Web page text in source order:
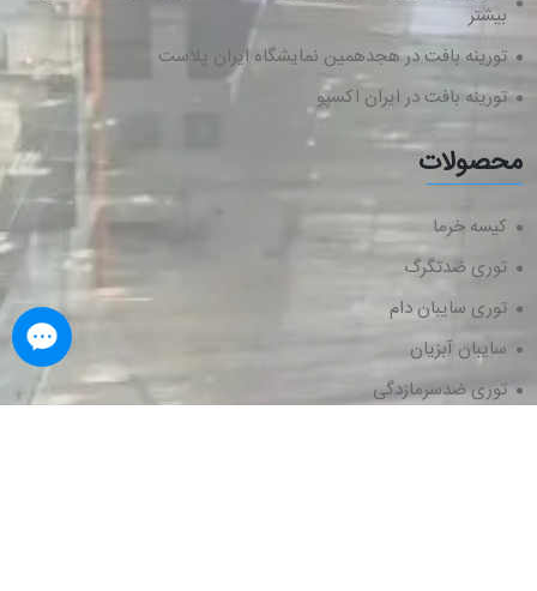
بیشتر
تورینه بافت در هجدهمین نمایشگاه ایران پلاست
تورینه بافت در ایران اکسپو
محصولات
کیسه خرما
توری ضدتگرگ
توری سایبان دام
سایبان آبزیان
توری ضدسرمازدگی